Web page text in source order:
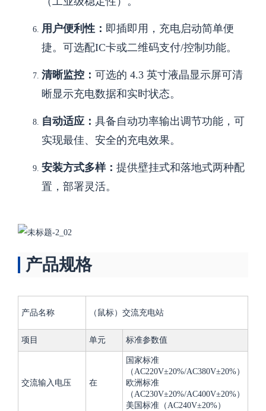
用户便利性： 即插即用，充电启动简单便
捷。可选配IC卡或二维码支付/控制功能。
清晰监控： 可选的 4.3 英寸液晶显示屏可清
晰显示充电数据和实时状态。
自动适应： 具备自动功率输出调节功能，可
实现最佳、安全的充电效果。
安装方式多样： 提供壁挂式和落地式两种配
置，部署灵活。
产品规格
产品名称 （鼠标）交流充电站
项目 单元 标准参数值
交流输入电压 在
国家标准
（AC220V±20%/AC380V±20%）
欧洲标准
（AC230V±20%/AC400V±20%）
美国标准（AC240V±20%）